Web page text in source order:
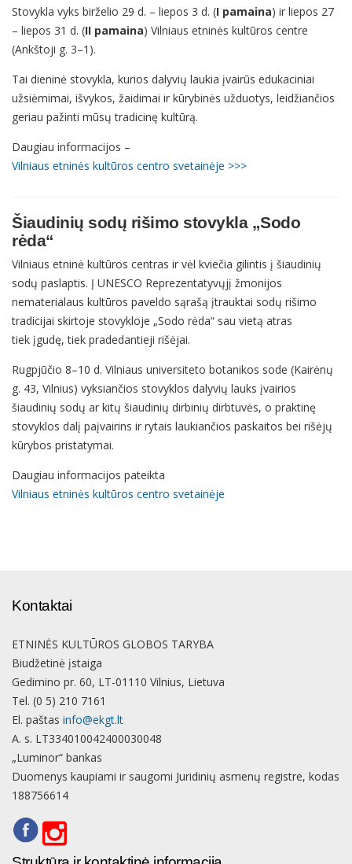
Stovykla vyks birželio 29 d. – liepos 3 d. (I pamaina) ir liepos 27
– liepos 31 d. (II pamaina) Vilniaus etninės kultūros centre
(Ankštoji g. 3–1).
Tai dieninė stovykla, kurios dalyvių laukia įvairūs edukaciniai
užsiėmimai, išvykos, žaidimai ir kūrybinės užduotys, leidžiančios
geriau pažinti mūsų tradicinę kultūrą.
Daugiau informacijos –
Vilniaus etninės kultūros centro svetainėje >>>
Šiaudinių sodų rišimo stovykla „Sodo
rėda“
Vilniaus etninė kultūros centras ir vėl kviečia gilintis į šiaudinių
sodų paslaptis. Į UNESCO Reprezentatyvųjį žmonijos
nematerialaus kultūros paveldo sąrašą įtrauktai sodų rišimo
tradicijai skirtoje stovykloje „Sodo rėda“ sau vietą atras
tiek įgudę, tiek pradedantieji rišėjai.
Rugpjūčio 8–10 d. Vilniaus universiteto botanikos sode (Kairėnų
g. 43, Vilnius) vyksiančios stovyklos dalyvių lauks įvairios
šiaudinių sodų ar kitų šiaudinių dirbinių dirbtuvės, o praktinę
stovyklos dalį paįvairins ir rytais laukiančios paskaitos bei rišėjų
kūrybos pristatymai.
Daugiau informacijos pateikta
Vilniaus etninės kultūros centro svetainėje
Kontaktai
ETNINĖS KULTŪROS GLOBOS TARYBA
Biudžetinė įstaiga
Gedimino pr. 60, LT-01110 Vilnius, Lietuva
Tel. (0 5) 210 7161
El. paštas info@ekgt.lt
A. s. LT334010042400030048
„Luminor“ bankas
Duomenys kaupiami ir saugomi Juridinių asmenų registre, kodas
188756614